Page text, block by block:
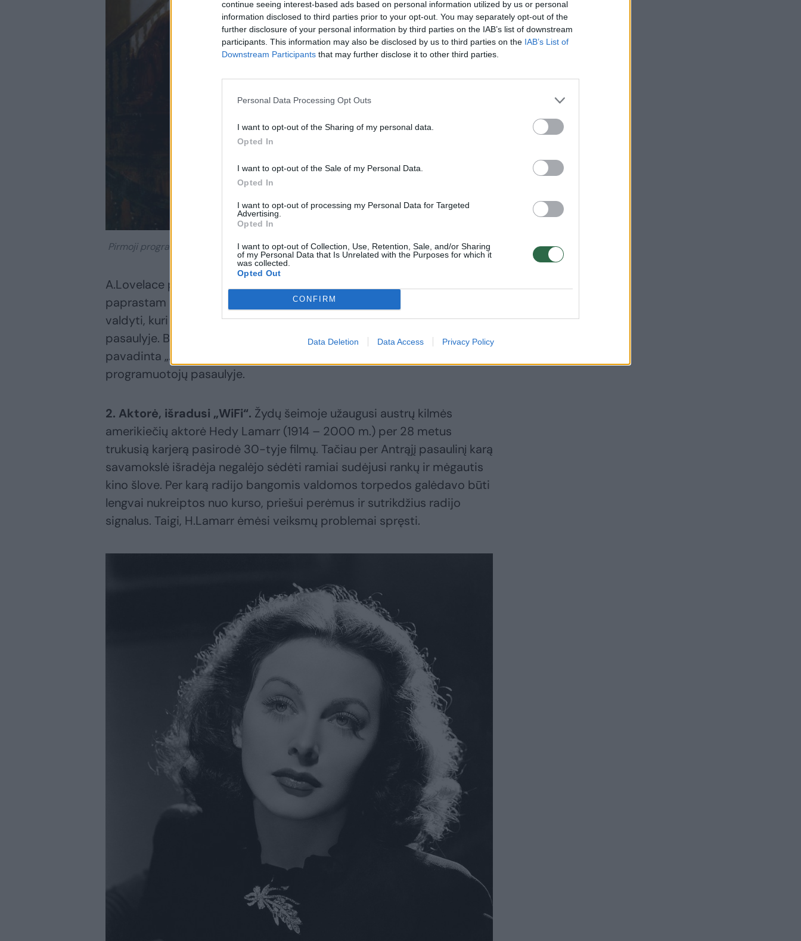
continue seeing interest-based ads based on personal information utilized by us or personal
information disclosed to third parties prior to your opt-out. You may separately opt-out of the
further disclosure of your personal information by third parties on the IAB’s list of downstream
participants. This information may also be disclosed by us to third parties on the IAB’s List of
Downstream Participants that may further disclose it to other third parties.
Personal Data Processing Opt Outs
I want to opt-out of the Sharing of my personal data.
Opted In
I want to opt-out of the Sale of my Personal Data.
Opted In
I want to opt-out of processing my Personal Data for Targeted
Advertising.
Opted In
I want to opt-out of Collection, Use, Retention, Sale, and/or Sharing
of my Personal Data that Is Unrelated with the Purposes for which it
was collected.
Opted Out
CONFIRM
Data Deletion Data Access Privacy Policy
Daugiau nuotraukų (9)
Pirmoji programuotoja – Ada Lovelace (1815 – 1852 m.).
A.Lovelace pirmoji iškėlė mintį, kad „Analytical Engine“ tinka ne tik
paprastam skaičiavimui. Ji sukūrė programą šiai analitinei mašinai
valdyti, kuri paprastai laikoma pirmąja kompiuterine programa
pasaulyje. Būtent jos garbei 1979 m. programavimo kalba buvo
pavadinta „Ada“. Istoriškai matematikė laikoma viena pirmųjų
programuotojų pasaulyje.
2. Aktorė, išradusi „WiFi“. Žydų šeimoje užaugusi austrų kilmės
amerikiečių aktorė Hedy Lamarr (1914 – 2000 m.) per 28 metus
trukusią karjerą pasirodė 30-tyje filmų. Tačiau per Antrąjį pasaulinį karą
savamokslė išradėja negalėjo sėdėti ramiai sudėjusi rankų ir mėgautis
kino šlove. Per karą radijo bangomis valdomos torpedos galėdavo būti
lengvai nukreiptos nuo kurso, priešui perėmus ir sutrikdžius radijo
signalus. Taigi, H.Lamarr ėmėsi veiksmų problemai spręsti.